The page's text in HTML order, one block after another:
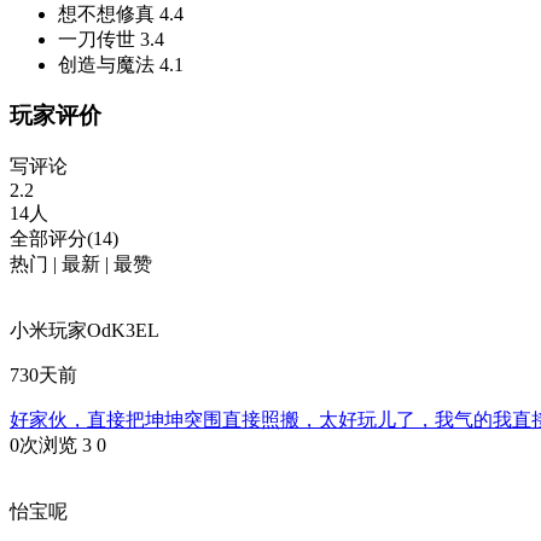
想不想修真 4.4
一刀传世 3.4
创造与魔法 4.1
玩家评价
写评论
2.2
14人
全部评分(14)
热门 | 最新 | 最赞
小米玩家OdK3EL
730天前
好家伙，直接把坤坤突围直接照搬，太好玩儿了，我气的我直
0次浏览 3 0
怡宝呢